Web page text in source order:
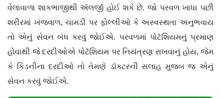
વેલાવાળા શાકભાજીથી ઍલર્જી હોઈ શકે છે. જો પરવળ ખાધા પછી
શરીરમાં ખંજવાળ, ચામડી પર ફોલ્લીઓ કે અસ્વસ્થતા અનુભવાય
તો એનું સેવન બંધ કરવું જોઈએ. પરવળમાં પોટૅશિયમનું પ્રમાણ
હોવાથી જે દરદીઓએ પોટૅશિયમ પર નિયંત્રણ રાખવાનું હોય, જેમ
કે કિડનીના દરદીઓ તો તેમણે ડૉક્ટરની સલાહ મુજબ જ એનું
સેવન કરવું જોઈએ.